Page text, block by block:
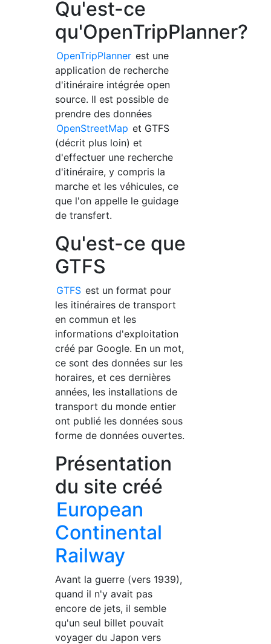
Qu'est-ce
qu'OpenTripPlanner?
OpenTripPlanner est une
application de recherche
d'itinéraire intégrée open
source. Il est possible de
prendre des données
OpenStreetMap et GTFS
(décrit plus loin) et
d'effectuer une recherche
d'itinéraire, y compris la
marche et les véhicules, ce
que l'on appelle le guidage
de transfert.
Qu'est-ce que
GTFS
GTFS est un format pour
les itinéraires de transport
en commun et les
informations d'exploitation
créé par Google. En un mot,
ce sont des données sur les
horaires, et ces dernières
années, les installations de
transport du monde entier
ont publié les données sous
forme de données ouvertes.
Présentation
du site créé
European
Continental
Railway
Avant la guerre (vers 1939),
quand il n'y avait pas
encore de jets, il semble
qu'un seul billet pouvait
voyager du Japon vers